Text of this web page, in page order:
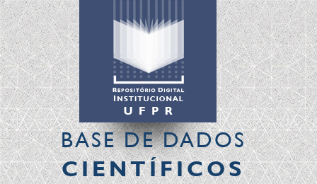
BASE DE DADOS
CIENTÍFICOS